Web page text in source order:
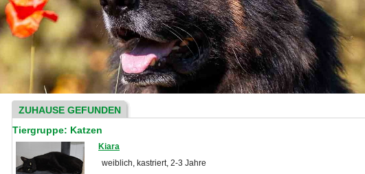
ZUHAUSE GEFUNDEN
Tiergruppe: Katzen
Kiara
weiblich, kastriert, 2-3 Jahre